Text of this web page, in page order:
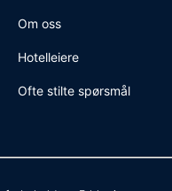
Om oss
Hotelleiere
Ofte stilte spørsmål